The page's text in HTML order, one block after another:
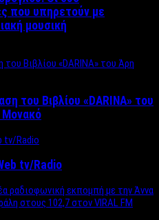
που υπηρετούν με
μουσική
του Βιβλίου «DARINA» του
Μονακό
tv/Radio